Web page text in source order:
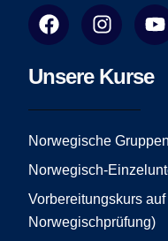
F
a
e
o
o
I
n
t
g
r
m
Y
o
t
e
Unsere Kurse
Norwegische
Norwegisch-
Vorbereitungskurs
Norwegischprüfung)